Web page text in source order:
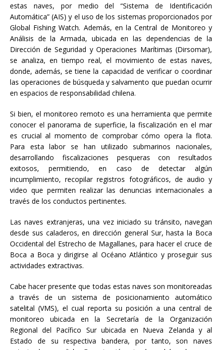
estas naves, por medio del “Sistema de Identificación
Automática” (AIS) y el uso de los sistemas proporcionados por
Global Fishing Watch. Además, en la Central de Monitoreo y
Análisis de la Armada, ubicada en las dependencias de la
Dirección de Seguridad y Operaciones Marítimas (Dirsomar),
se analiza, en tiempo real, el movimiento de estas naves,
donde, además, se tiene la capacidad de verificar o coordinar
las operaciones de búsqueda y salvamento que puedan ocurrir
en espacios de responsabilidad chilena.
Si bien, el monitoreo remoto es una herramienta que permite
conocer el panorama de superficie, la fiscalización en el mar
es crucial al momento de comprobar cómo opera la flota.
Para esta labor se han utilizado submarinos nacionales,
desarrollando fiscalizaciones pesqueras con resultados
exitosos, permitiendo, en caso de detectar algún
incumplimiento, recopilar registros fotográficos, de audio y
video que permiten realizar las denuncias internacionales a
través de los conductos pertinentes.
Las naves extranjeras, una vez iniciado su tránsito, navegan
desde sus caladeros, en dirección general Sur, hasta la Boca
Occidental del Estrecho de Magallanes, para hacer el cruce de
Boca a Boca y dirigirse al Océano Atlántico y proseguir sus
actividades extractivas.
Cabe hacer presente que todas estas naves son monitoreadas
a través de un sistema de posicionamiento automático
satelital (VMS), el cual reporta su posición a una central de
monitoreo ubicada en la Secretaría de la Organización
Regional del Pacífico Sur ubicada en Nueva Zelanda y al
Estado de su respectiva bandera, por tanto, son naves